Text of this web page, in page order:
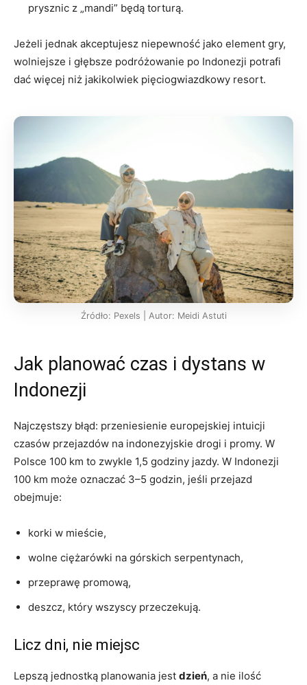
prysznic z „mandi” będą torturą.
Jeżeli jednak akceptujesz niepewność jako element gry,
wolniejsze i głębsze podróżowanie po Indonezji potrafi
dać więcej niż jakikolwiek pięciogwiazdkowy resort.
Źródło: Pexels | Autor: Meidi Astuti
Jak planować czas i dystans w
Indonezji
Najczęstszy błąd: przeniesienie europejskiej intuicji
czasów przejazdów na indonezyjskie drogi i promy. W
Polsce 100 km to zwykle 1,5 godziny jazdy. W Indonezji
100 km może oznaczać 3–5 godzin, jeśli przejazd
obejmuje:
korki w mieście,
wolne ciężarówki na górskich serpentynach,
przeprawę promową,
deszcz, który wszyscy przeczekują.
Licz dni, nie miejsc
Lepszą jednostką planowania jest dzień, a nie ilość